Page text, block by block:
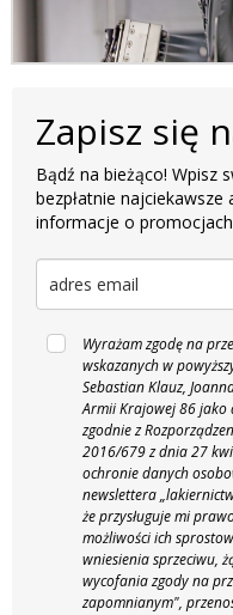
Zapisz się
Bądź na bieżąco! Wpisz
bezpłatnie
informacje o
Wyrażam zgodę na
wskazanych w
Sebastian Klauz,
Armii Krajowej 86
zgodnie z
2016/679 z dnia 27
ochronie danych
newslettera
że przysługuje mi
możliwości ich
wniesienia sprzeciwu,
wycofania zgody na
zapomnianym",